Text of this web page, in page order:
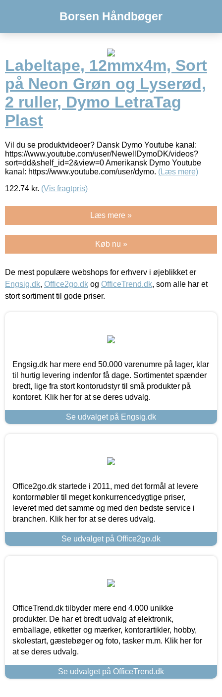
Borsen Håndbøger
Labeltape, 12mmx4m, Sort
på Neon Grøn og Lyserød,
2 ruller, Dymo LetraTag
Plast
Vil du se produktvideoer? Dansk Dymo Youtube kanal:
https://www.youtube.com/user/NewellDymoDK/videos?
sort=dd&shelf_id=2&view=0 Amerikansk Dymo Youtube
kanal: https://www.youtube.com/user/dymo. (Læs mere)
122.74 kr. (Vis fragtpris)
Læs mere »
Køb nu »
De mest populære webshops for erhverv i øjeblikket er
Engsig.dk, Office2go.dk og OfficeTrend.dk, som alle har et
stort sortiment til gode priser.
Engsig.dk har mere end 50.000 varenumre på lager, klar
til hurtig levering indenfor få dage. Sortimentet spænder
bredt, lige fra stort kontorudstyr til små produkter på
kontoret. Klik her for at se deres udvalg.
Se udvalget på Engsig.dk
Office2go.dk startede i 2011, med det formål at levere
kontormøbler til meget konkurrencedygtige priser,
leveret med det samme og med den bedste service i
branchen. Klik her for at se deres udvalg.
Se udvalget på Office2go.dk
OfficeTrend.dk tilbyder mere end 4.000 unikke
produkter. De har et bredt udvalg af elektronik,
emballage, etiketter og mærker, kontorartikler, hobby,
skolestart, gæstebøger og foto, tasker m.m. Klik her for
at se deres udvalg.
Se udvalget på OfficeTrend.dk